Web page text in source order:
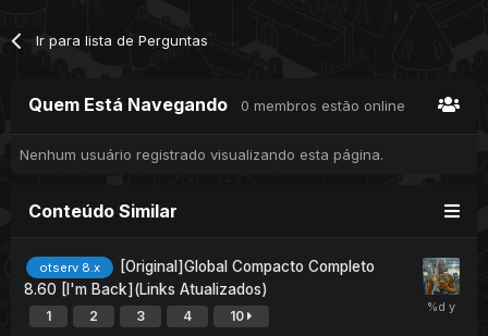
Ir para lista de Perguntas
Quem Está Navegando 0 membros estão online
Nenhum usuário registrado visualizando esta página.
Conteúdo Similar
otserv 8.x
[Original]Global Compacto Completo
8.60 [I'm Back](Links Atualizados)
1 2 3 4 10